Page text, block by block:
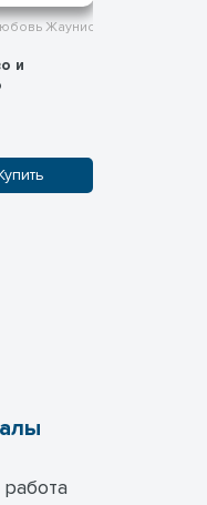
Жаунис
и